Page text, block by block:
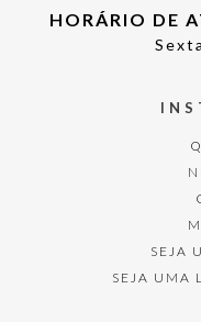
HORÁRIO DE
SEJA
SEJA UMA